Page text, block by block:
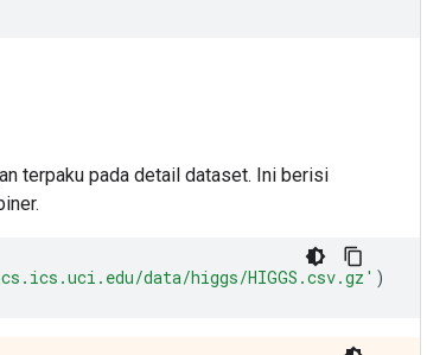
terpaku pada detail dataset. Ini berisi
data/higgs/HIGGS.csv.gz' )